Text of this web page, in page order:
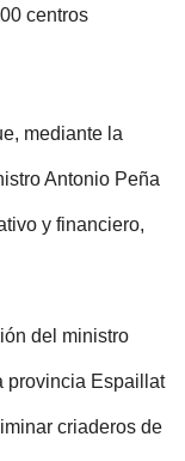
centros
mediante la
Antonio Peña
y financiero,
del ministro
provincia Espaillat
criaderos de